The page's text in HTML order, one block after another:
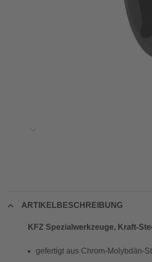
ARTIKELBESCHREIBUNG
KFZ Spezialwerkzeuge, Kraft-
gefertigt aus Chrom-Molybdän-